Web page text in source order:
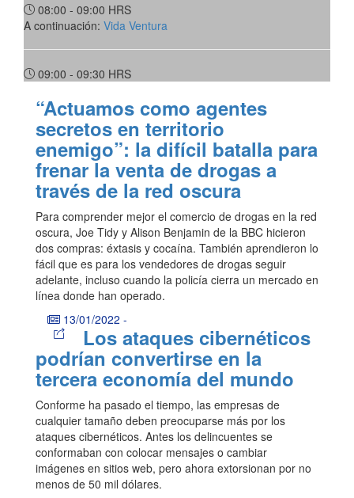
08:00 - 09:00 HRS
A continuación: Vida Ventura
09:00 - 09:30 HRS
“Actuamos como agentes
secretos en territorio
enemigo”: la difícil batalla para
frenar la venta de drogas a
través de la red oscura
Para comprender mejor el comercio de drogas en la red
oscura, Joe Tidy y Alison Benjamin de la BBC hicieron
dos compras: éxtasis y cocaína. También aprendieron lo
fácil que es para los vendedores de drogas seguir
adelante, incluso cuando la policía cierra un mercado en
línea donde han operado.
13/01/2022 -
Los ataques cibernéticos
podrían convertirse en la
tercera economía del mundo
Conforme ha pasado el tiempo, las empresas de
cualquier tamaño deben preocuparse más por los
ataques cibernéticos. Antes los delincuentes se
conformaban con colocar mensajes o cambiar
imágenes en sitios web, pero ahora extorsionan por no
menos de 50 mil dólares.